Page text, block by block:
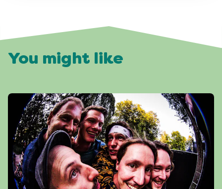
You might like